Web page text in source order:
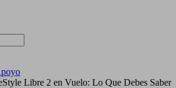
Libre 2 en Vuelo: Lo Que Debes Saber